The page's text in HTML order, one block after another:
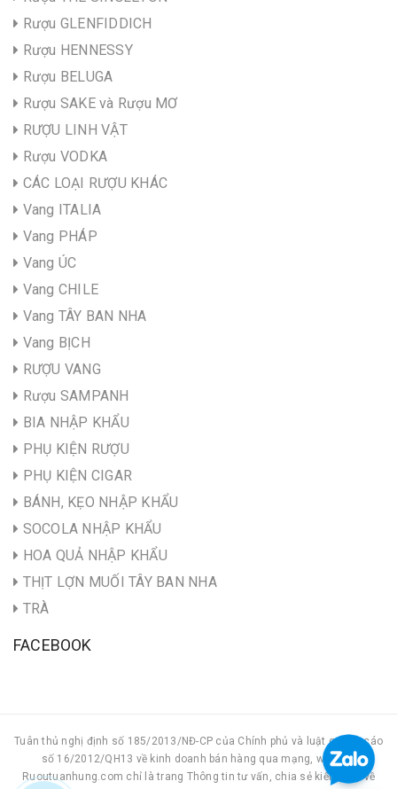
Rượu GLENFIDDICH
Rượu HENNESSY
Rượu BELUGA
Rượu SAKE và Rượu MƠ
RƯỢU LINH VẬT
Rượu VODKA
CÁC LOẠI RƯỢU KHÁC
Vang ITALIA
Vang PHÁP
Vang ÚC
Vang CHILE
Vang TÂY BAN NHA
Vang BỊCH
RƯỢU VANG
Rượu SAMPANH
BIA NHẬP KHẨU
PHỤ KIỆN RƯỢU
PHỤ KIỆN CIGAR
BÁNH, KẸO NHẬP KHẨU
SOCOLA NHẬP KHẨU
HOA QUẢ NHẬP KHẨU
THỊT LỢN MUỐI TÂY BAN NHA
TRÀ
FACEBOOK
Tuân thủ nghị định số 185/2013/NĐ-CP của Chính phủ và luật quảng cáo
số 16/2012/QH13 về kinh doanh bán hàng qua mạng, website
Ruoutuanhung.com chỉ là trang Thông tin tư vấn, chia sẻ kiến thức về